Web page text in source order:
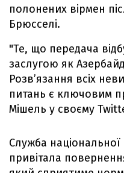
полонених вірмен
Брюсселі.
"Те, що передача
заслугою як
Розв’язання всіх
питань є ключовим
Мішель у своєму
Служба національної
привітала